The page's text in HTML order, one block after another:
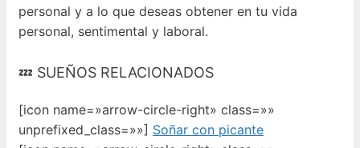
personal y a lo que deseas obtener en tu vida
personal, sentimental y laboral.
💤 SUEÑOS RELACIONADOS
[icon name=»arrow-circle-right» class=»»
unprefixed_class=»»] Soñar con picante